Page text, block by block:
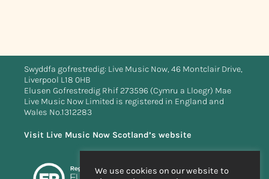
Swyddfa gofrestredig: Live Music Now, 46 Montclair Drive,
Liverpool L18 0HB
Elusen Gofrestredig Rhif 273596 (Cymru a Lloegr) Mae
Live Music Now Limited is registered in England and
Wales No.1312283
Visit Live Music Now Scotland’s website
We use cookies on our website to